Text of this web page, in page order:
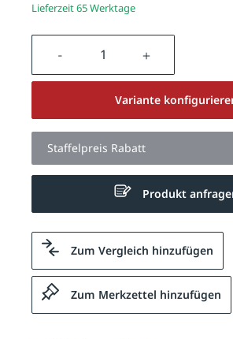
Lieferzeit 65 Werktage
Produkt Anzahl: Gib
Variante
Staffelpreis Rabatt
Produkt
Zum Vergleich hinzufügen
Zum Merkzettel hinzufügen